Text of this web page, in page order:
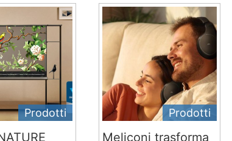
Prodotti Prodotti
Meliconi trasforma